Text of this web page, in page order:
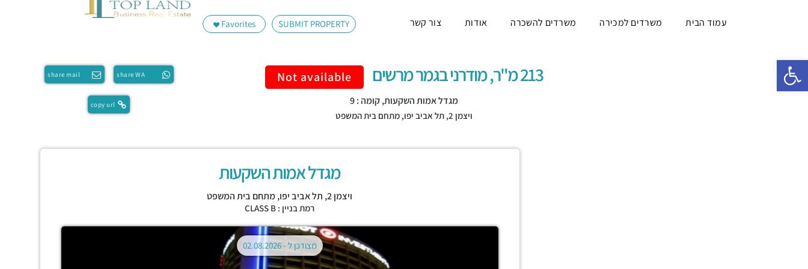
פתח סרגל נגישות
SUBMIT PROPERTY
Favorites עמוד הבית משרדים למכירה משרדים להשכרה אודות צור קשר
share WA
share mail
copy url
213 מ"ר, מודרני בגמר מרשים Not available
מגדל אמות השקעות, קומה : 9
ויצמן 2, תל אביב יפו, מתחם בית המשפט
מגדל אמות השקעות
ויצמן 2, תל אביב יפו,מתחם בית המשפט
רמת בניין : CLASS B
מצודכן ל -02.08.2026